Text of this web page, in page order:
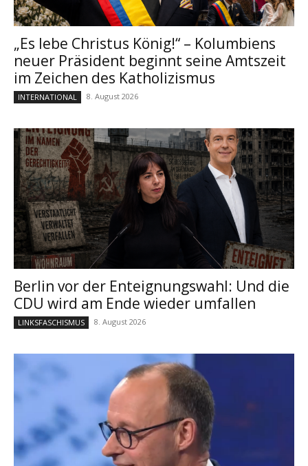
„Es lebe Christus König!“ – Kolumbiens
neuer Präsident beginnt seine Amtszeit
im Zeichen des Katholizismus
INTERNATIONAL 8. August 2026
Berlin vor der Enteignungswahl: Und die
CDU wird am Ende wieder umfallen
LINKSFASCHISMUS 8. August 2026